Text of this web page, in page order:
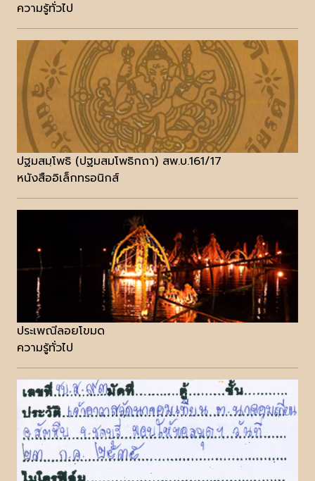
ความรู้ทั่วไป
ปฐมสมฺโพธิ (ปฐมสมโพธิกถา) สพ.บ.161/17
หนังสืออิเล็กทรอนิกส์
ประเพณีลอยโขมด
ความรู้ทั่วไป